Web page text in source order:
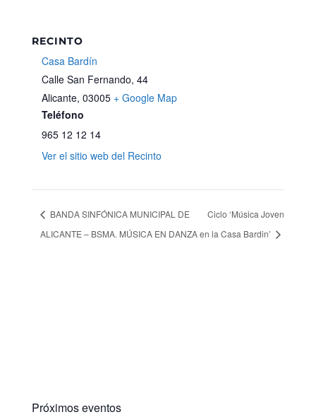
RECINTO
Casa Bardín
Calle San Fernando, 44
Alicante, 03005 + Google Map
Teléfono
965 12 12 14
Ver el sitio web del Recinto
BANDA SINFÓNICA MUNICIPAL DE
ALICANTE – BSMA. MÚSICA EN DANZA
Ciclo ‘Música Joven
en la Casa Bardin’
Próximos eventos